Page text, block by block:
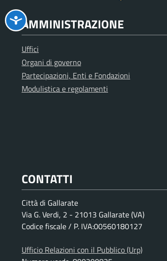
AMMINISTRAZIONE
Uffici
Organi di governo
Partecipazioni, Enti e Fondazioni
Modulistica e regolamenti
CONTATTI
Città di Gallarate
Via G. Verdi, 2 - 21013 Gallarate (VA)
Codice fiscale / P. IVA:00560180127
Ufficio Relazioni con il Pubblico (Urp)